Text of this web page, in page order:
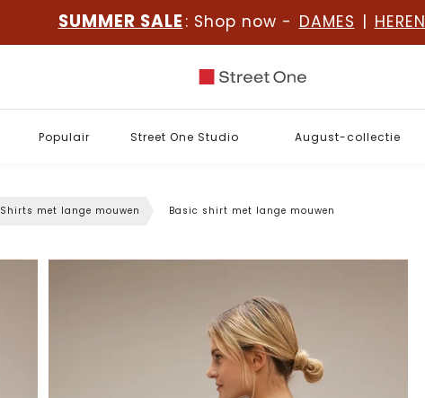
SUMMER SALE : Shop now - DAMES | HEREN
Populair Street One Studio August-collectie
Shirts met lange mouwen Basic shirt met lange mouwen